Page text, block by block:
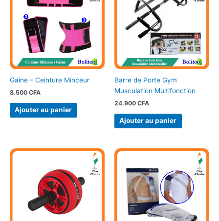
Gaine – Ceinture Minceur
8.500 CFA
Ajouter au panier
Barre de Porte Gym
Musculation Multifonction
24.900 CFA
Ajouter au panier